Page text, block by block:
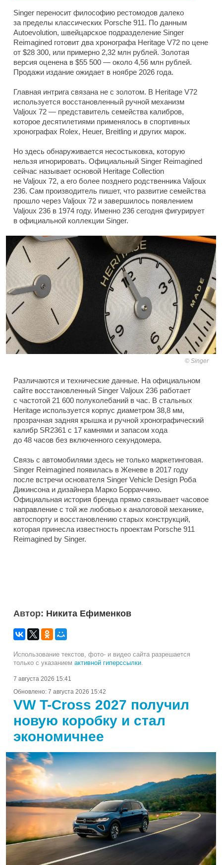
Singer переносит философию рестомодов далеко
за пределы классических Porsche 911. По данным
Autoevolution, швейцарское подразделение Singer
Reimagined готовит два хронографа Heritage V72 по цене
от $28 300, или примерно 2,32 млн рублей. Золотая
версия оценена в $55 500 — около 4,56 млн рублей.
Продажи издание ожидает в ноябре 2026 года.
Главная интрига связана не с золотом. В Heritage V72
используется восстановленный ручной механизм
Valjoux 72 — представитель семейства калибров,
которое десятилетиями применялось в спортивных
хронографах Rolex, Heuer, Breitling и других марок.
Но здесь обнаруживается несостыковка, которую
нельзя игнорировать. Официальный Singer Reimagined
сейчас называет основой Heritage Collection
не Valjoux 72, а его более позднего родственника Valjoux
236. Сам производитель пишет, что развитие семейства
прошло через Valjoux 72 и завершилось появлением
Valjoux 236 в 1974 году. Именно 236 сегодня фигурирует
в официальной коллекции Singer.
Singer
Различаются и технические данные. На официальном
сайте восстановленный Singer Valjoux 236 работает
с частотой 21 600 полуколебаний в час. В стальных
Heritage используется корпус диаметром 38,8 мм,
прозрачная задняя крышка и ручной хронографический
калибр SR2361 с 17 камнями и запасом хода
до 48 часов без включенного секундомера.
Связь с автомобилями здесь не только маркетинговая.
Singer Reimagined появилась в Женеве в 2017 году
после встречи основателя Singer Vehicle Design Роба
Дикинсона и дизайнера Марко Борраччино.
Официальная история бренда прямо связывает часовое
направление с той же любовью к аналоговой механике,
автоспорту и восстановлению старых конструкций,
которая принесла известность проектам Porsche 911
Reimagined by Singer.
Автор: Никита Ефименков
Использование текстов, фото- и видео сайта разрешается
только с указанием активной гиперссылки
7 августа 2026 15:41
Обновлено: 7 августа 2026 15:42
VW T-Cross 2027 получил
новую коробку и стал
экономичнее